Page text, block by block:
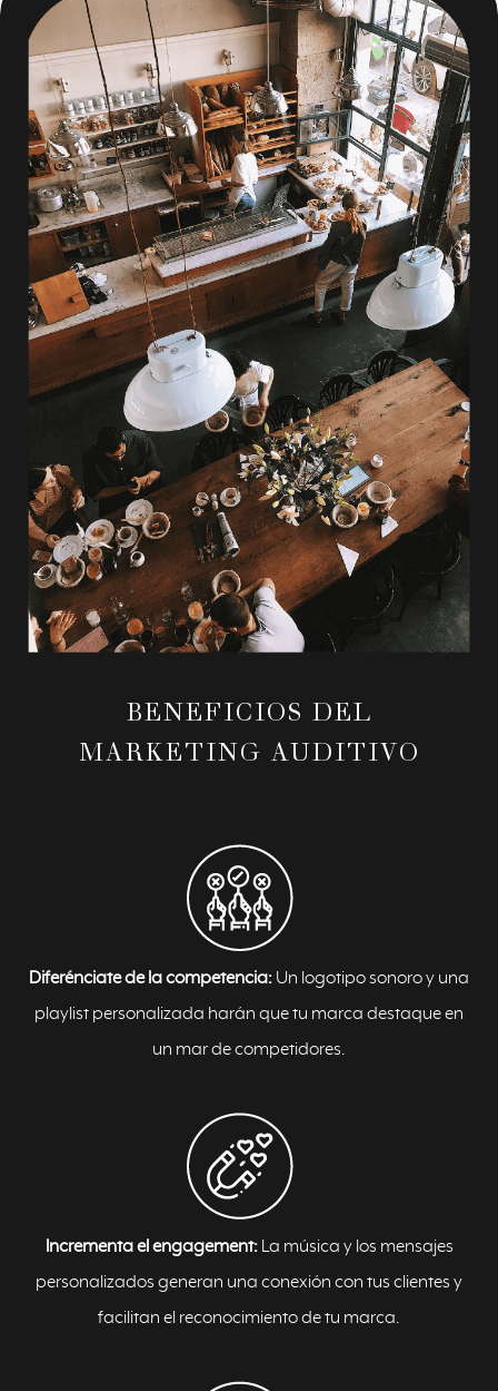
BENEFICIOS DEL
MARKETING AUDITIVO
Diferénciate de la competencia: Un logotipo sonoro y una
playlist personalizada harán que tu marca destaque en
un mar de competidores.
Incrementa el engagement:La música y los mensajes
personalizados generan una conexión con tus clientes y
facilitan el reconocimiento de tu marca.